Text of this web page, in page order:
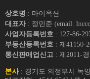
상호명 : 마이옥션
대표자 : 정민준 (email.
사업자등록번호 : 127-86-
부동산등록번호 : 제41150-
통신판매업신고 : 제2011-
본사: 경기도 의정부시 녹